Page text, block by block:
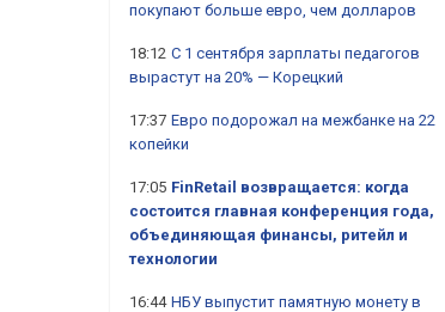
покупают больше евро, чем долларов
18:12 С 1 сентября зарплаты педагогов
вырастут на 20% — Корецкий
17:37 Евро подорожал на межбанке на 22
копейки
17:05 FinRetail возвращается: когда
состоится главная конференция года,
объединяющая финансы, ритейл и
технологии
16:44 НБУ выпустит памятную монету в